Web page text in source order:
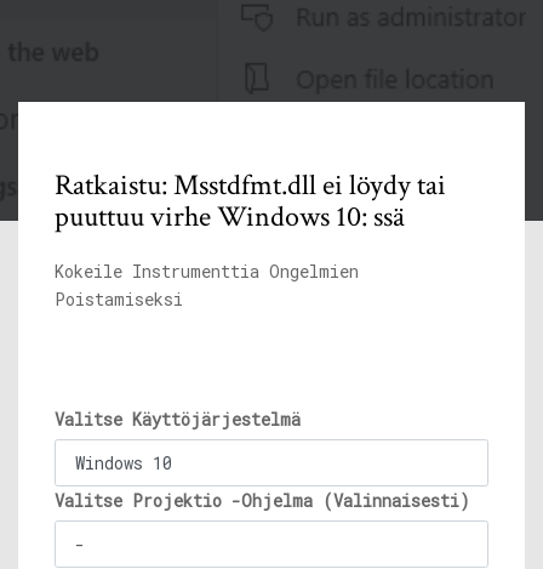
Ratkaistu: Msstdfmt.dll ei löydy tai
puuttuu virhe Windows 10: ssä
Kokeile Instrumenttia Ongelmien
Poistamiseksi
Valitse Käyttöjärjestelmä
Valitse Projektio -Ohjelma (Valinnaisesti)